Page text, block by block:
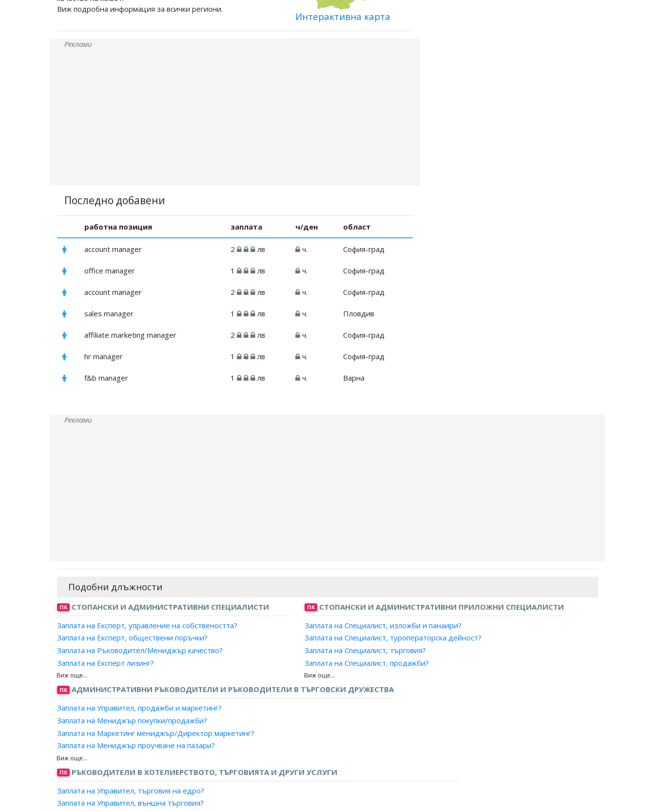
Виж подробна информация за всички региони.
Интерактивна карта
Реклами
Последно добавени
работна позиция заплата ч/ден област
account manager 2 лв ч. София-град
office manager 1 лв ч. София-град
account manager 2 лв ч. София-град
sales manager 1 лв ч. Пловдив
affiliate marketing manager 2 лв ч. София-град
hr manager 1 лв ч. София-град
f&b manager 1 лв ч. Варна
Реклами
Подобни длъжности
ПК СТОПАНСКИ И АДМИНИСТРАТИВНИ СПЕЦИАЛИСТИ
Заплата на Експерт, управление на собствеността?
Заплата на Експерт, обществени поръчки?
Заплата на Ръководител/Мениджър качество?
Заплата на Експерт лизинг?
Заплата на Мениджър, ключови клиенти?
Заплата на Експерт доставки, преработваща промишленост?
Заплата на Мениджър, проекти?
Заплата на Експерт, продажби?
Заплата на Търговски пълномощник?
Заплата на Ръководител търговски екип?
Заплата на Експерт, стопанска дейност?
Заплата на Експерт, бизнес развитие?
Заплата на Експерт, капитално строителство?
Заплата на Експерт, инженеринг?
Заплата на Експерт, логистика?
ПК СТОПАНСКИ И АДМИНИСТРАТИВНИ ПРИЛОЖНИ СПЕЦИАЛИСТИ
Заплата на Специалист, изложби и панаири?
Заплата на Специалист, туроператорска дейност?
Заплата на Специалист, търговия?
Заплата на Специалист, продажби?
Заплата на Специалист, маркетинг и реклама?
Заплата на Рекламен агент?
Заплата на Аукционер, провеждане на търгове?
Заплата на Продавач, бизнес услуги?
ПК АДМИНИСТРАТИВНИ РЪКОВОДИТЕЛИ И РЪКОВОДИТЕЛИ В ТЪРГОВСКИ ДРУЖЕСТВА
Заплата на Управител, продажби и маркетинг?
Заплата на Мениджър покупки/продажби?
Заплата на Маркетинг мениджър/Директор маркетинг?
Заплата на Мениджър проучване на пазари?
Заплата на Ръководител, външнотърговска кантора?
Заплата на Ръководител, отдел по маркетинг?
Заплата на Ръководител, отдел по продажбите?
Заплата на Мениджър на търговската марка/Бранд мениджър?
Заплата на Търговски директор?
ПК РЪКОВОДИТЕЛИ В ХОТЕЛИЕРСТВОТО, ТЪРГОВИЯТА И ДРУГИ УСЛУГИ
Заплата на Управител, търговия на едро?
Заплата на Управител, външна търговия?